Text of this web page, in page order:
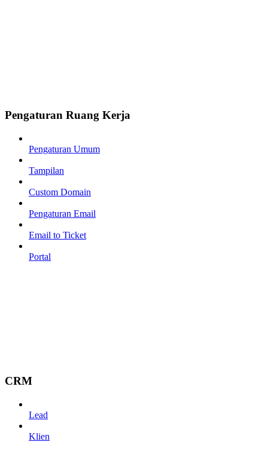
Pengaturan Ruang Kerja
Pengaturan Umum
Tampilan
Custom Domain
Pengaturan Email
Email to Ticket
Portal
CRM
Lead
Klien